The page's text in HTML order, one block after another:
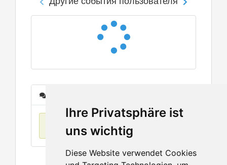
Ihre Privatsphäre ist
uns wichtig
Diese Website verwendet Cookies